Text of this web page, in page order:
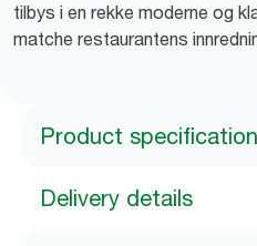
tilbys i en rekke moderne og
matche restaurantens
Product
Delivery details